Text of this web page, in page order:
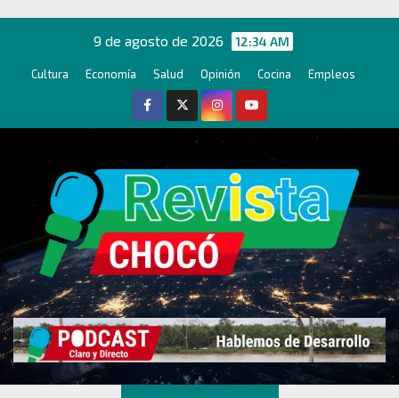
contenido
9 de agosto de 2026 12:34 AM
Cultura Economía Salud Opinión Cocina Empleos